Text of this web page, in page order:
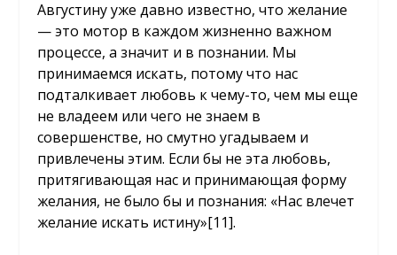
Августину уже давно известно, что желание
— это мотор в каждом жизненно важном
процессе, а значит и в познании. Мы
принимаемся искать, потому что нас
подталкивает любовь к чему-то, чем мы еще
не владеем или чего не знаем в
совершенстве, но смутно угадываем и
привлечены этим. Если бы не эта любовь,
притягивающая нас и принимающая форму
желания, не было бы и познания: «Нас влечет
желание искать истину»[11].